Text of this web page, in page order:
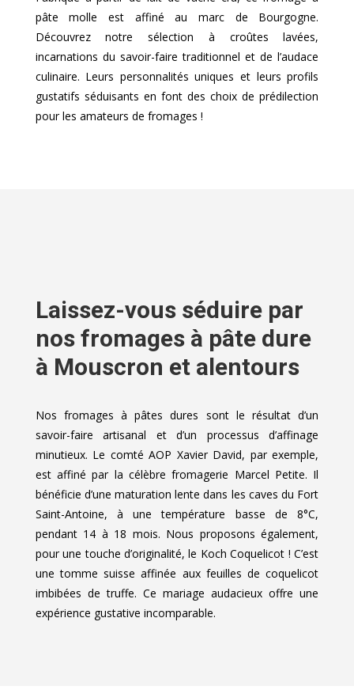
pâte molle est affiné au marc de Bourgogne.
Découvrez notre sélection à croûtes lavées,
incarnations du savoir-faire traditionnel et de l’audace
culinaire. Leurs personnalités uniques et leurs profils
gustatifs séduisants en font des choix de prédilection
pour les amateurs de fromages !
Laissez-vous séduire par
nos fromages à pâte dure
à Mouscron et alentours
Nos fromages à pâtes dures sont le résultat d’un
savoir-faire artisanal et d’un processus d’affinage
minutieux. Le comté AOP Xavier David, par exemple,
est affiné par la célèbre fromagerie Marcel Petite. Il
bénéficie d’une maturation lente dans les caves du Fort
Saint-Antoine, à une température basse de 8°C,
pendant 14 à 18 mois. Nous proposons également,
pour une touche d’originalité, le Koch Coquelicot ! C’est
une tomme suisse affinée aux feuilles de coquelicot
imbibées de truffe. Ce mariage audacieux offre une
expérience gustative incomparable.